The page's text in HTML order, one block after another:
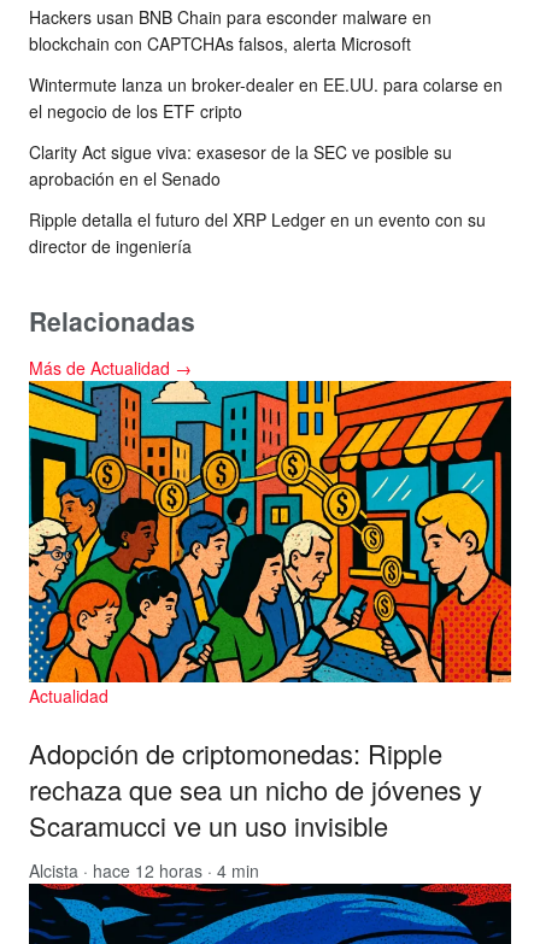
Hackers usan BNB Chain para esconder malware en
blockchain con CAPTCHAs falsos, alerta Microsoft
Wintermute lanza un broker-dealer en EE.UU. para colarse en
el negocio de los ETF cripto
Clarity Act sigue viva: exasesor de la SEC ve posible su
aprobación en el Senado
Ripple detalla el futuro del XRP Ledger en un evento con su
director de ingeniería
Relacionadas
Más de Actualidad →
Actualidad
Adopción de criptomonedas: Ripple
rechaza que sea un nicho de jóvenes y
Scaramucci ve un uso invisible
Alcista · hace 12 horas · 4 min